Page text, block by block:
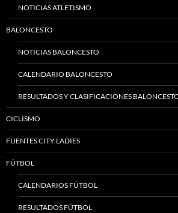
NOTICIAS ATLETISMO
BALONCESTO
NOTICIAS BALONCESTO
CALENDARIO BALONCESTO
RESULTADOS Y CLASIFICACIONES
CICLISMO
FUENTES CITY LADIES
FÚTBOL
CALENDARIOS FÚTBOL
RESULTADOS FÚTBOL